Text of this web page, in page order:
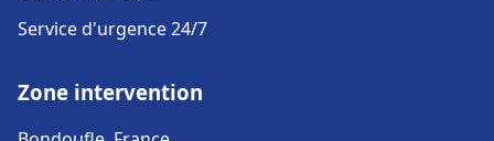
Service d'urgence 24/7
Zone intervention